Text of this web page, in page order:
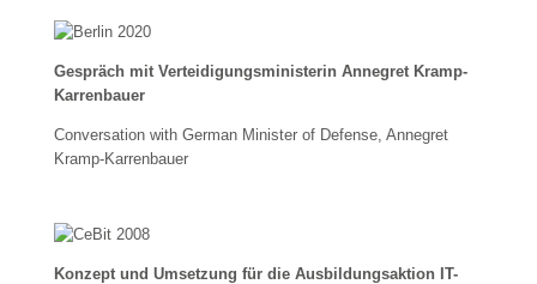
Gespräch mit Verteidigungsministerin Annegret Kramp-
Karrenbauer
Conversation with German Minister of Defense, Annegret
Kramp-Karrenbauer
Konzept und Umsetzung für die Ausbildungsaktion IT-